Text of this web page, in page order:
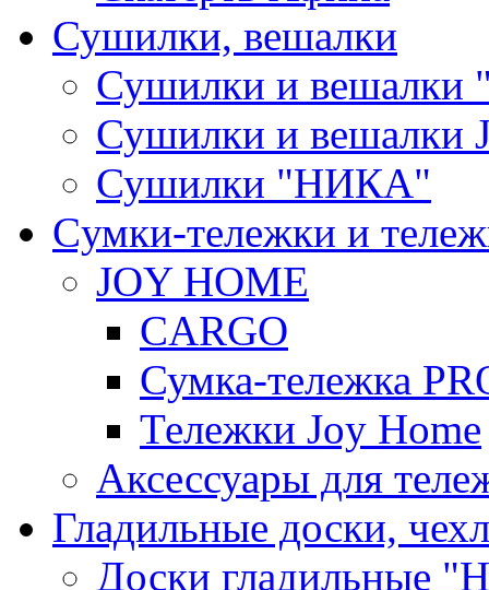
Сушилки, вешалки
Сушилки и вешалки
Сушилки и вешалки
Сушилки "НИКА"
Cумки-тележки и
JOY HOME
CARGO
Сумка-тележка
Тележки Joy Home
Аксессуары для
Гладильные доски,
Доски гладильные